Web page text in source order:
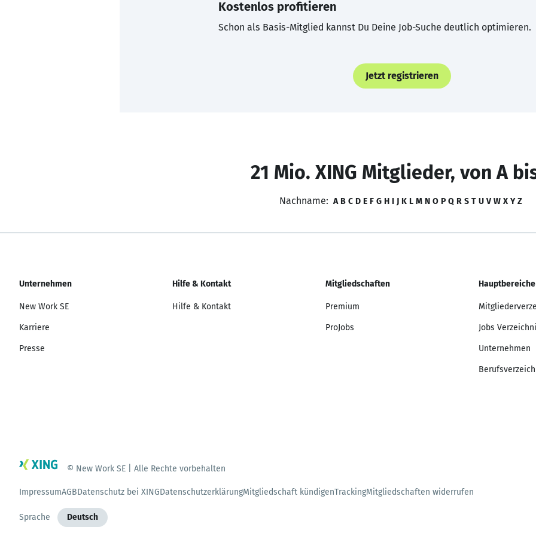
Kostenlos profitieren
Schon als Basis-Mitglied kannst Du Deine Job-Suche deutlich optimieren.
Jetzt registrieren
21 Mio. XING Mitglieder, von A
Nachname: A B C D E F G H I J K L M N O P Q R S T U V W X Y Z
Unternehmen
New Work SE
Karriere
Presse
Hilfe & Kontakt
Hilfe & Kontakt
Mitgliedschaften
Premium
ProJobs
Hauptbereiche
Jobs
Unternehmen
© New Work SE | Alle Rechte vorbehalten
ImpressumAGBDatenschutz bei XINGDatenschutzerklärungMitgliedschaft kündigenTrackingMitgliedschaften widerrufen
Sprache Deutsch